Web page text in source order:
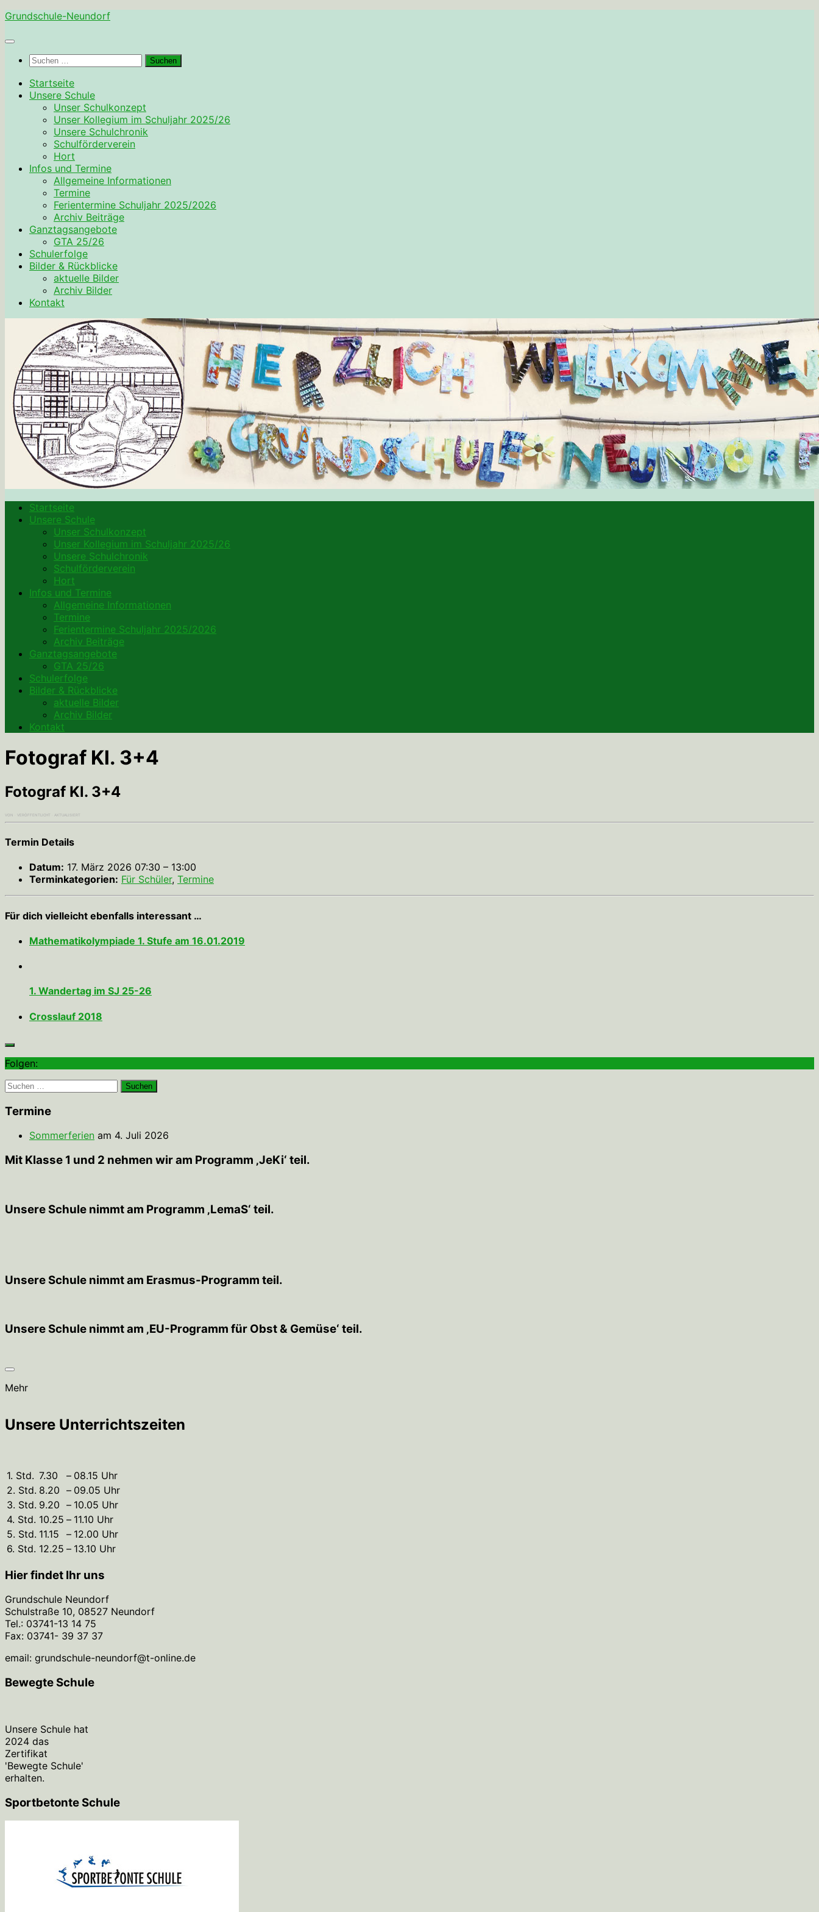
Zum
springen
Grundschule-Neundorf
Suchen
Startseite
Unsere Schule
Unser Schulkonzept
Unser Kollegium im Schuljahr 2025/26
Unsere Schulchronik
Schulförderverein
Hort
Infos und Termine
Allgemeine Informationen
Termine
Ferientermine Schuljahr 2025/2026
Archiv Beiträge
Ganztagsangebote
GTA 25/26
Schulerfolge
Bilder & Rückblicke
aktuelle Bilder
Archiv Bilder
Kontakt
Startseite
Unsere Schule
Unser Schulkonzept
Unser Kollegium im Schuljahr 2025/26
Unsere Schulchronik
Schulförderverein
Hort
Infos und Termine
Allgemeine Informationen
Termine
Ferientermine Schuljahr 2025/2026
Archiv Beiträge
Ganztagsangebote
GTA 25/26
Schulerfolge
Bilder & Rückblicke
aktuelle Bilder
Archiv Bilder
Kontakt
Fotograf Kl. 3+4
Fotograf Kl. 3+4
VON · VERÖFFENTLICHT · AKTUALISIERT
Termin Details
Datum: 17. März 2026 07:30 – 13:00
Terminkategorien: Für Schüler, Termine
Für dich vielleicht ebenfalls interessant …
Mathematikolympiade 1. Stufe am 16.01.2019
1. Wandertag im SJ 25-26
Crosslauf 2018
Folgen:
Suchen
nach:
Termine
Sommerferien am 4. Juli 2026
Mit Klasse 1 und 2 nehmen wir am Programm ‚JeKi‘ teil.
Unsere Schule nimmt am Programm ‚LemaS‘ teil.
Unsere Schule nimmt am Erasmus-Programm teil.
Unsere Schule nimmt am ‚EU-Programm für Obst & Gemüse‘ teil.
Mehr
Unsere Unterrichtszeiten
1. Std. 7.30 – 08.15 Uhr
2. Std. 8.20 – 09.05 Uhr
3. Std. 9.20 – 10.05 Uhr
4. Std. 10.25 – 11.10 Uhr
5. Std. 11.15 – 12.00 Uhr
6. Std. 12.25 – 13.10 Uhr
Hier findet Ihr uns
Grundschule Neundorf
Schulstraße 10, 08527 Neundorf
Tel.: 03741-13 14 75
Fax: 03741- 39 37 37
email: grundschule-neundorf@t-online.de
Bewegte Schule
Unsere Schule hat
2024 das
Zertifikat
'Bewegte Schule'
erhalten.
Sportbetonte Schule